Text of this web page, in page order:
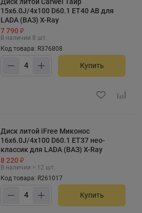
15x6.0J/4x100 D60.1 ET40 AB для
LADA (ВАЗ) X-Ray
7 790 ₽
В наличии 8 шт.
Код товара: R376808
Купить
Диск литой iFree Миконос
16x6.0J/4x100 D60.1 ET37 нео-
классик для LADA (ВАЗ) X-Ray
8 220 ₽
В наличии > 12 шт.
Код товара: R261017
Купить